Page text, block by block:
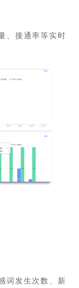
、接通率等实时
词发生次数、新